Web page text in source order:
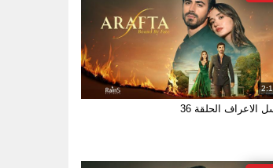
الاعراف الحلقة 36